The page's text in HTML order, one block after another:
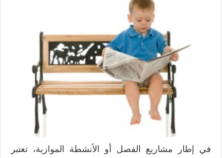
في إطار مشاريع الفصل أو الأنشطة الموازية، تعتبر